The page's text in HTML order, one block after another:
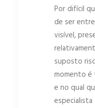
Por difícil
de ser
visível,
suposto
momento
e no qual
especialista